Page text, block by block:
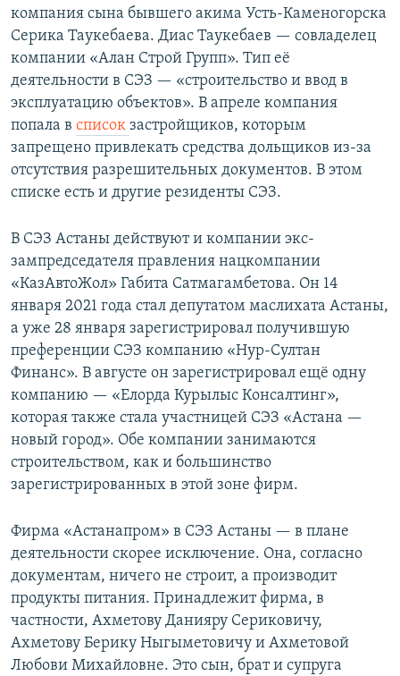
компания сына бывшего акима Усть-Каменогорска
Серика Таукебаева. Диас Таукебаев — совладелец
компании «Алан Строй Групп». Тип её
деятельности в СЭЗ — «строительство и ввод в
эксплуатацию объектов». В апреле компания
попала в список застройщиков, которым
запрещено привлекать средства дольщиков из-за
отсутствия разрешительных документов. В этом
списке есть и другие резиденты СЭЗ.
В СЭЗ Астаны действуют и компании экс-
зампредседателя правления нацкомпании
«КазАвтоЖол» Габита Сатмагамбетова. Он 14
января 2021 года стал депутатом маслихата Астаны,
а уже 28 января зарегистрировал получившую
преференции СЭЗ компанию «Нур-Султан
Финанс». В августе он зарегистрировал ещё одну
компанию — «Елорда Курылыс Консалтинг»,
которая также стала участницей СЭЗ «Астана —
новый город». Обе компании занимаются
строительством, как и большинство
зарегистрированных в этой зоне фирм.
Фирма «Астанапром» в СЭЗ Астаны — в плане
деятельности скорее исключение. Она, согласно
документам, ничего не строит, а производит
продукты питания. Принадлежит фирма, в
частности, Ахметову Данияру Сериковичу,
Ахметову Берику Ныгыметовичу и Ахметовой
Любови Михайловне. Это сын, брат и супруга